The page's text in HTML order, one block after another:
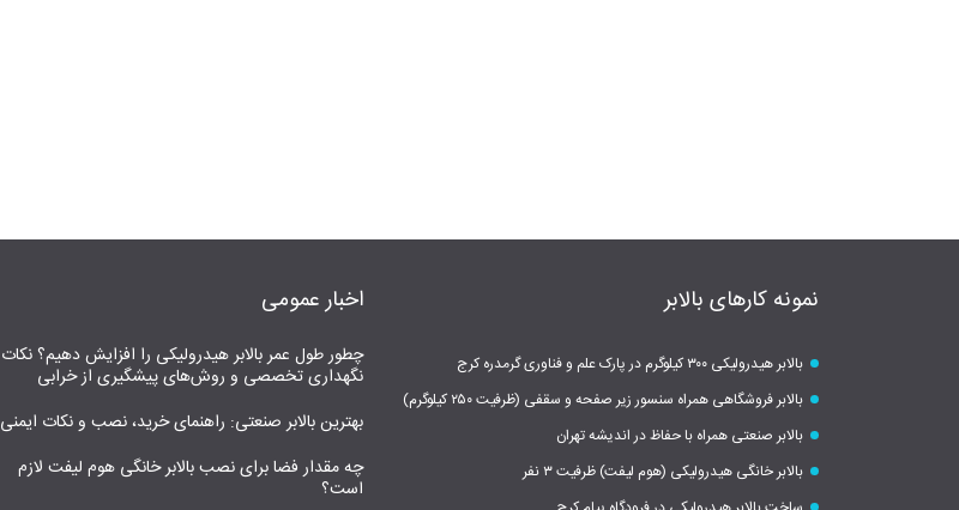
نمونه کارهای بالابر
بالابر هیدرولیکی ۳۰۰ کیلوگرم در پارک علم و فناوری گرمدره کرج
بالابر فروشگاهی همراه سنسور زیر صفحه و سقفی (ظرفیت ۲۵۰ کیلوگرم)
بالابر صنعتی همراه با حفاظ در اندیشه تهران
بالابر خانگی هیدرولیکی (هوم لیفت) ظرفیت ۳ نفر
اخبار عمومی
چطور طول عمر بالابر هیدرولیکی را افزایش دهیم؟ نکات
نگهداری تخصصی و روش‌های پیشگیری از خرابی
بهترین بالابر صنعتی: راهنمای خرید، نصب و نکات ایمنی
چه مقدار فضا برای نصب بالابر خانگی هوم لیفت لازم
است؟